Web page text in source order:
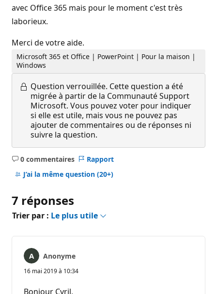
avec Office 365 mais pour le moment c'est très
laborieux.
Merci de votre aide.
Microsoft 365 et Office | PowerPoint | Pour la maison |
Windows
Question verrouillée. Cette question a été
migrée à partir de la Communauté Support
Microsoft. Vous pouvez voter pour indiquer
si elle est utile, mais vous ne pouvez pas
ajouter de commentaires ou de réponses ni
suivre la question.
0 commentaires
Aucun
commentaire
Rapport
J’ai la même question (20+)
7 réponses
Trier par : Le plus utile
Anonyme
16 mai 2019 à 10:34
Bonjour Cyril,